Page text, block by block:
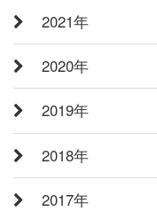
2021年
2020年
2019年
2018年
2017年